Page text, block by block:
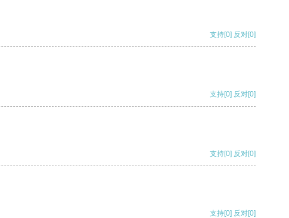
支持[0] 反对[0]
支持[0] 反对[0]
支持[0] 反对[0]
支持[0] 反对[0]